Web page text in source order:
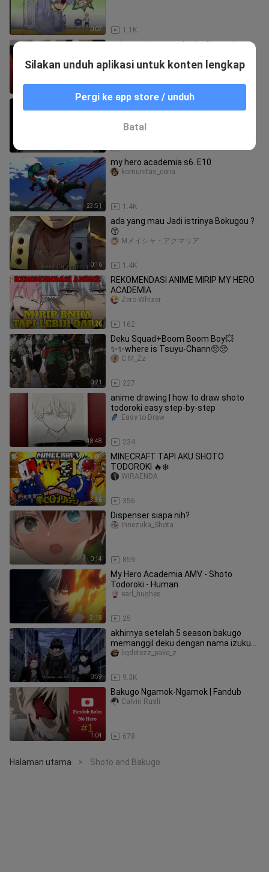
0:07 1.1K
cakep tapi sayang beda dimensi
shoto todoroki
_Kobo-Kanaeru_
23:51
my hero academia s6. E10
1.4K
komunitas_ceria
0:16
ada yang mau Jadi istrinya Bokugou ?
😙
1.4K
Mメイシャ・アクマリア
1:26
REKOMENDASI ANIME MIRIP MY HERO
ACADEMIA
162
Zero Whizer
0:21
Deku Squad+Boom Boom Boy💥
✨✨where is Tsuyu-Chann🥺🥺
227
C.M_Zz
18:48
anime drawing | how to draw shoto
todoroki easy step-by-step
234
Easy to Draw
3:36
MINECRAFT TAPI AKU SHOTO
TODOROKI 🔥❄️
356
WIRAENDA
0:14
Dispenser siapa nih?
859
Innezuka_Shota
3:15
My Hero Academia AMV - Shoto
Todoroki - Human
25
earl_hughes
0:59
akhirnya setelah 5 season bakugo
memanggil deku dengan nama izuku
😭
9.3K
ligdetezz_pake_z
1:04
Bakugo Ngamok-Ngamok | Fandub
678
Calvin Rusli
Halaman utama > Shoto and Bakugo
Silakan unduh aplikasi untuk konten lengkap
Pergi ke app store / unduh
Batal